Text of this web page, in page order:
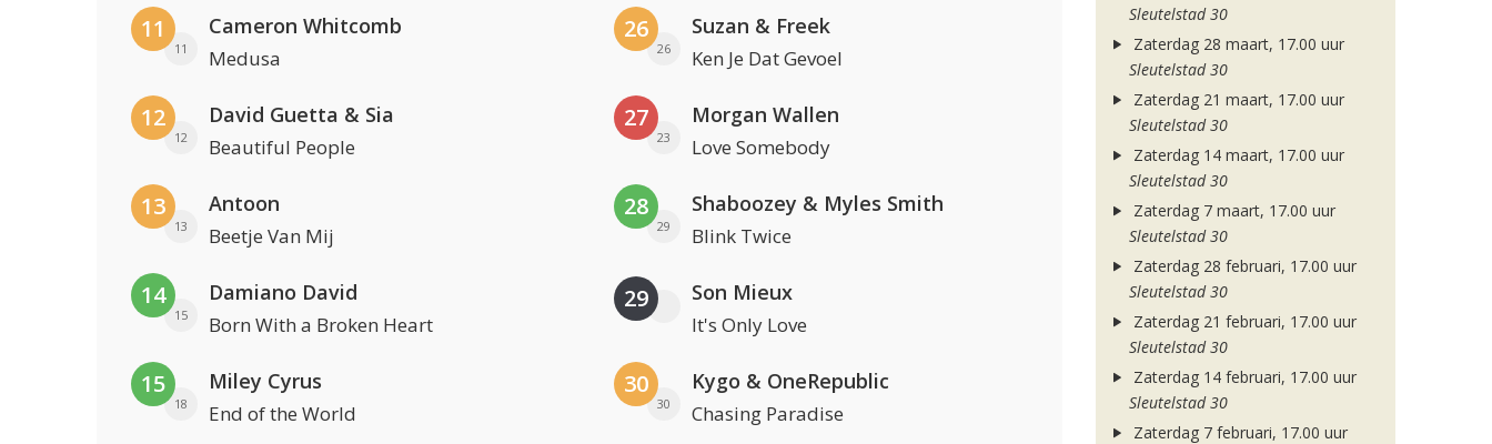
11
11
Cameron Whitcomb
Medusa
12
12
David Guetta & Sia
Beautiful People
13
13
Antoon
Beetje Van Mij
14
15
Damiano David
Born With a Broken Heart
15
18
Miley Cyrus
End of the World
26
26
Suzan & Freek
Ken Je Dat Gevoel
27
23
Morgan Wallen
Love Somebody
28
29
Shaboozey & Myles Smith
Blink Twice
29 Son Mieux
It's Only Love
30
30
Kygo & OneRepublic
Chasing Paradise
Sleutelstad 30
Zaterdag 28 maart, 17.00 uur
Sleutelstad 30
Zaterdag 21 maart, 17.00 uur
Sleutelstad 30
Zaterdag 14 maart, 17.00 uur
Sleutelstad 30
Zaterdag 7 maart, 17.00 uur
Sleutelstad 30
Zaterdag 28 februari, 17.00 uur
Sleutelstad 30
Zaterdag 21 februari, 17.00 uur
Sleutelstad 30
Zaterdag 14 februari, 17.00 uur
Sleutelstad 30
Zaterdag 7 februari, 17.00 uur